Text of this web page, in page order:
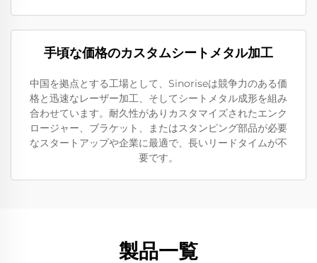
手頃な価格のカスタムシートメタル加工
中国を拠点とする工場として、Sinoriseは競争力のある価
格と迅速なレーザー加工、そしてシートメタル成形を組み
合わせています。耐久性がありカスタマイズされたエンク
ロージャー、ブラケット、またはスタンピング部品が必要
なスタートアップや企業に最適で、長いリードタイムが不
要です。
製品一覧